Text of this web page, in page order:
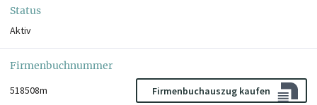
Status
Aktiv
Firmenbuchnummer
518508m
Firmenbuchauszug kaufen